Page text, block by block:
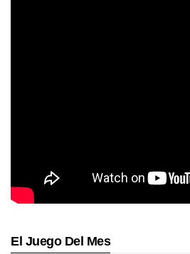
El Juego Del Mes